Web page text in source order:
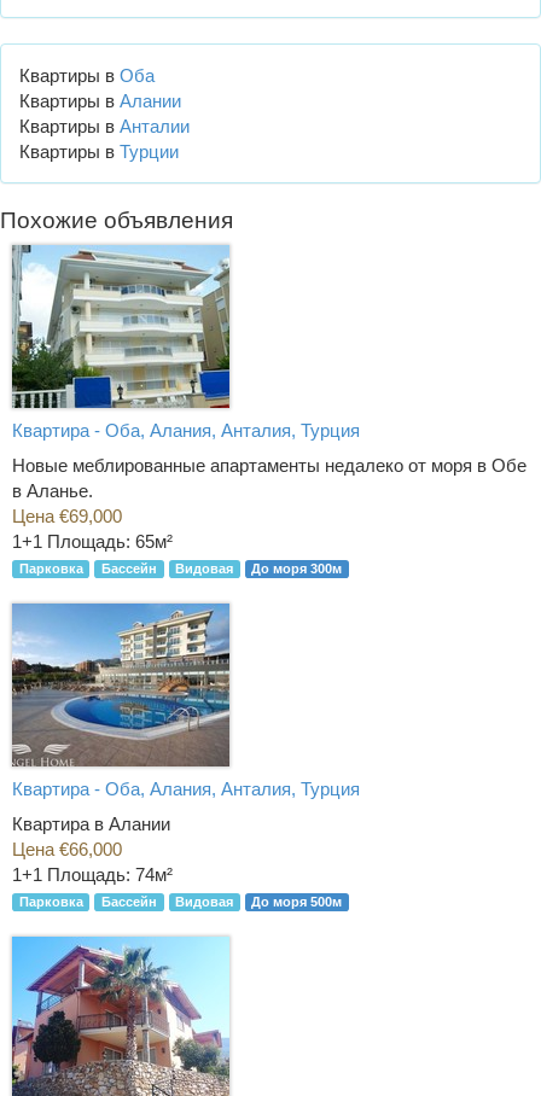
Квартиры в Оба
Квартиры в Алании
Квартиры в Анталии
Квартиры в Турции
Похожие объявления
Квартира - Оба, Алания, Анталия, Турция
Новые меблированные апартаменты недалеко от моря в Обе
в Аланье.
Цена €69,000
1+1 Площадь: 65м²
Парковка Бассейн Видовая До моря 300м
Квартира - Оба, Алания, Анталия, Турция
Квартира в Алании
Цена €66,000
1+1 Площадь: 74м²
Парковка Бассейн Видовая До моря 500м